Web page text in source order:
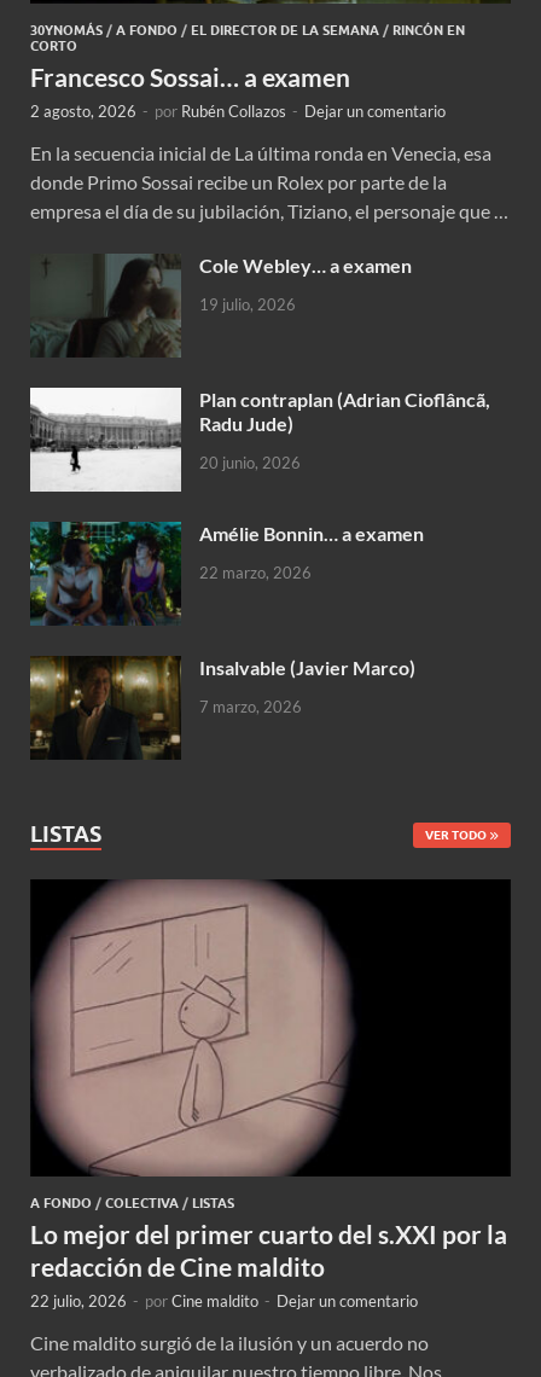
30YNOMÁS / A FONDO / EL DIRECTOR DE LA SEMANA / RINCÓN EN
CORTO
Francesco Sossai… a examen
2 agosto, 2026 - por Rubén Collazos - Dejar un comentario
En la secuencia inicial de La última ronda en Venecia, esa
donde Primo Sossai recibe un Rolex por parte de la
empresa el día de su jubilación, Tiziano, el personaje que …
Cole Webley… a examen
19 julio, 2026
Plan contraplan (Adrian Cioflâncã,
Radu Jude)
20 junio, 2026
Amélie Bonnin… a examen
22 marzo, 2026
Insalvable (Javier Marco)
7 marzo, 2026
LISTAS VER TODO
A FONDO / COLECTIVA / LISTAS
Lo mejor del primer cuarto del s.XXI por la
redacción de Cine maldito
22 julio, 2026 - porCine maldito - Dejar un comentario
Cine maldito surgió de la ilusión y un acuerdo no
verbalizado de aniquilar nuestro tiempo libre. Nos